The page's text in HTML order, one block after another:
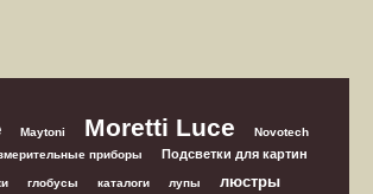
Maytoni Moretti Luce
Novotech
приборы Подсветки для картин
глобусы каталоги лупы люстры